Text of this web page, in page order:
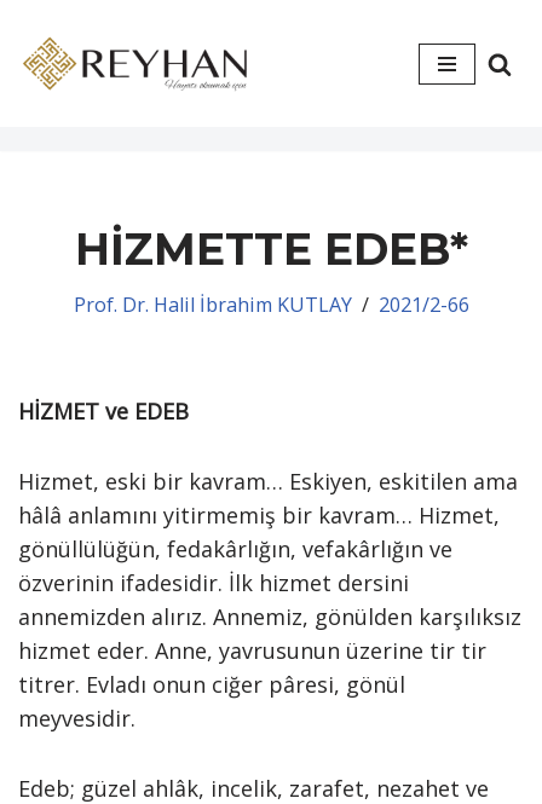
İçeriğe
HİZMETTE EDEB*
Prof. Dr. Halil İbrahim KUTLAY 2021/2-66
HİZMET ve EDEB
Hizmet, eski bir kavram… Eskiyen, eskitilen ama
hâlâ anlamını yitirmemiş bir kavram… Hizmet,
gönüllülüğün, fedakârlığın, vefakârlığın ve
özverinin ifadesidir. İlk hizmet dersini
annemizden alırız. Annemiz, gönülden karşılıksız
hizmet eder. Anne, yavrusunun üzerine tir tir
titrer. Evladı onun ciğer pâresi, gönül
meyvesidir.
Edeb; güzel ahlâk, incelik, zarafet, nezahet ve